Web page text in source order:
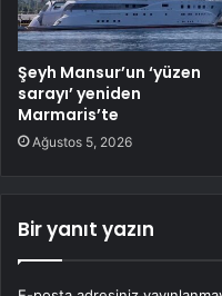
Şeyh Mansur’un ‘yüzen
sarayı’ yeniden
Marmaris’te
Ağustos 5, 2026
Bir yanıt yazın